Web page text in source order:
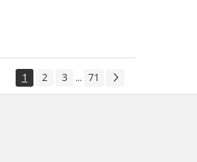
1 2 3 ... 71